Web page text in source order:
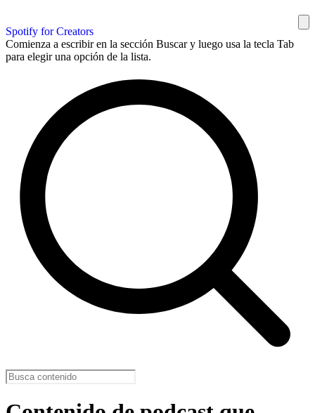
Spotify for Creators
Comienza a escribir en la sección Buscar y luego usa la tecla Tab
para elegir una opción de la lista.